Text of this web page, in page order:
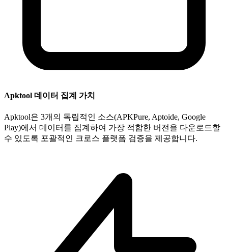
Apktool 데이터 집계 가치
Apktool은 3개의 독립적인 소스(APKPure, Aptoide, Google
Play)에서 데이터를 집계하여 가장 적합한 버전을 다운로드할
수 있도록 포괄적인 크로스 플랫폼 검증을 제공합니다.